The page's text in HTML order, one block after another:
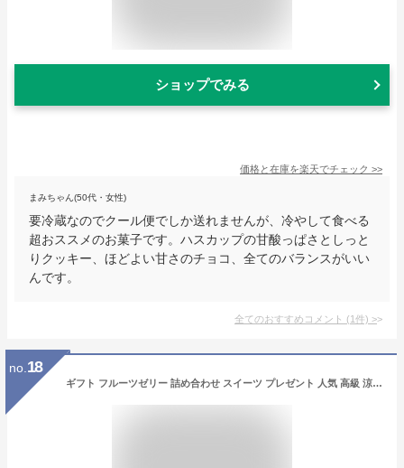
ショップでみる
価格と在庫を楽天でチェック >>
まみちゃん(50代・女性)
要冷蔵なのでクール便でしか送れませんが、冷やして食べる
超おススメのお菓子です。ハスカップの甘酸っぱさとしっと
りクッキー、ほどよい甘さのチョコ、全てのバランスがいい
んです。
全てのおすすめコメント (1件) >
no. 18
ギフト フルーツゼリー 詰め合わせ スイーツ プレゼント 人気 高級 涼菓 洋菓子 お取り寄せ 贈り物 内祝 御礼 お祝い 手土産 誕生日 健康 応援 送料無料 甘さ控えめ 果物ゼリー 高齢者 にも 食べやすい デザート セット 早割